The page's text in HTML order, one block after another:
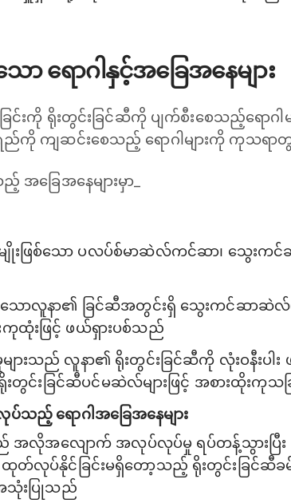
ရောဂါနှင့်အခြေအနေများ
င်းကို ရိုးတွင်းခြင်ဆီကို ပျက်စီးစေသည့်ရောဂ
ကို ကျဆင်းစေသည့် ရောဂါများကို ကုသရ
ြေအနေများမှာ_
းဖြစ်သော ပလပ်စ်မာဆဲလ်ကင်ဆာ၊ သွေးကင်
ါရှိသောလူနာ၏ ခြင်ဆီအတွင်းရှိ သွေးကင်ဆာ
ထုံးဖြင့် ‌ဖယ်ရှားပစ်သည်
ားသည် လူနာ၏ ရိုးတွင်းခြင်ဆီကို လုံးဝနီး
တွင်းခြင်ဆီပင်မဆဲလ်များဖြင့် အစားထိုးကု
သည့် ရောဂါအခြေအနေများ
အလိုအ‌လျောက် အလုပ်လုပ်မှု ရပ်တန့်သွားပြီး သွေ
လုပ်နိုင်ခြင်းမရှိတော့သည့် ရိုးတွင်းခြင်ဆီခမ်းသ
းပြုသည်